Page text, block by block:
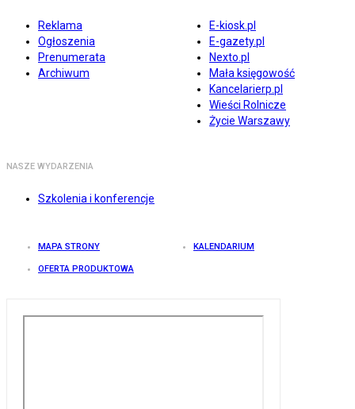
Reklama
Ogłoszenia
Prenumerata
Archiwum
E-kiosk.pl
E-gazety.pl
Nexto.pl
Mała księgowość
Kancelarierp.pl
Wieści Rolnicze
Życie Warszawy
NASZE WYDARZENIA
Szkolenia i konferencje
MAPA STRONY KALENDARIUM
OFERTA PRODUKTOWA